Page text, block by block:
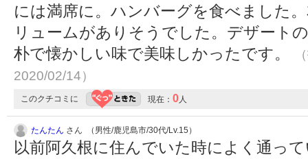
には満席に。ハンバーグを食べました
リュームがありそうでした。デザート
朴で懐かしい味で美味しかったです。
2020/02/14）
このクチコミに 現在： 0人
たんたん さん （男性/鹿児島市/30代/Lv.15）
以前阿久根に住んでいた時によく通っ